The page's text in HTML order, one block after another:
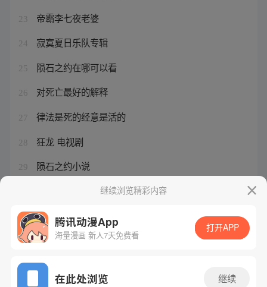
23 帝霸李七夜老婆
24 寂寞夏日乐队专辑
25 陨石之约在哪可以看
26 对死亡最好的解释
27 律法是死的经意是活的
28 狂龙 电视剧
29 陨石之约小说
帝霸在线阅读免费完整版无弹窗
继续浏览精彩内容
腾讯动漫App
海量漫画 新人7天免费看
打开APP
在此处浏览 继续
网站备案/许可证号：粤B2-20090059-5